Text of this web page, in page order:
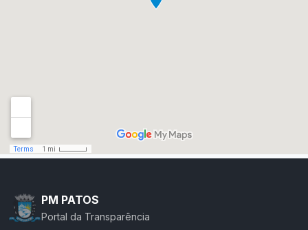
PM PATOS
Portal da Transparência